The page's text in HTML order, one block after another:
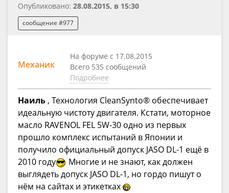
Опубликовано: 28.08.2015, в 15:30
сообщение #977
Механик
На форуме с 17.08.2015
Всего 535 сообщений
Подробнее
Наиль , Технология CleanSynto® обеспечивает
идеальную чистоту двигателя. Кстати, моторное
масло RAVENOL FEL 5W-30 одно из первых
прошло комплекс испытаний в Японии и
получило официальный допуск JASO DL-1 ещё в
2010 году
Многие и не знают, как должен
выглядеть допуск JASO DL-1, но гордо пишут о
нём на сайтах и этикетках